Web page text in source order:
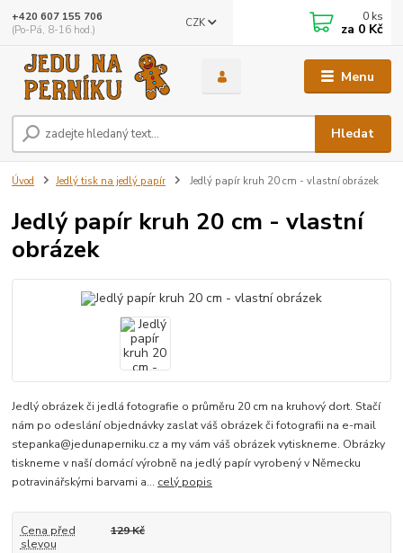
Menu
CZK
Hledat
+420 607 155 706
(Po-Pá, 8-16 hod.)
0 ks
za 0 Kč
Úvod Jedlý tisk na jedlý papír Jedlý papír kruh 20 cm - vlastní obrázek
Jedlý papír kruh 20 cm - vlastní
obrázek
Jedlý obrázek či jedlá fotografie o průměru 20 cm na kruhový dort. Stačí
nám po odeslání objednávky zaslat váš obrázek či fotografii na e-mail
stepanka@jedunaperniku.cz a my vám váš obrázek vytiskneme. Obrázky
tiskneme v naší domácí výrobně na jedlý papír vyrobený v Německu
potravinářskými barvami a... celý popis
Cena před
slevou
129 Kč